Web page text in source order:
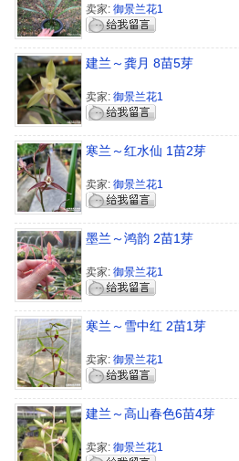
卖家: 御景兰花1
建兰～龚月 8苗5芽
卖家: 御景兰花1
寒兰～红水仙 1苗2芽
卖家: 御景兰花1
墨兰～鸿韵 2苗1芽
卖家: 御景兰花1
寒兰～雪中红 2苗1芽
卖家: 御景兰花1
建兰～高山春色6苗4芽
卖家: 御景兰花1